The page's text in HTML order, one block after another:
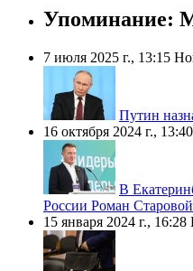
Упоминание:
7 июля 2025 г., 13:15
Путин
16 октября 2024 г., 13:40
В
России Роман
15 января 2024 г., 16:28